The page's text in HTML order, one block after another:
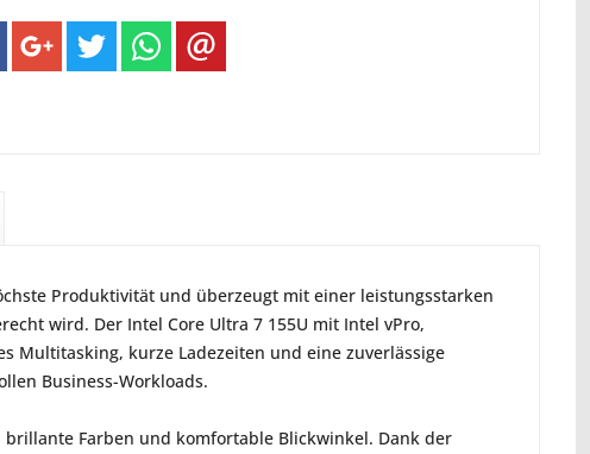
Produktivität und überzeugt mit einer leistungsstarken
wird. Der Intel Core Ultra 7 155U mit Intel vPro,
Multitasking, kurze Ladezeiten und eine zuverlässige
Business-Workloads.
brillante Farben und komfortable Blickwinkel. Dank der